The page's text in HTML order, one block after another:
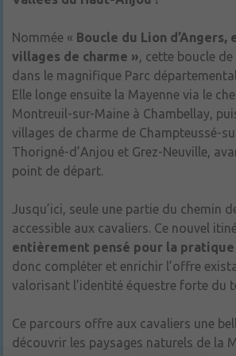
Nommée « Boucle du Lion
villages de charme », cette boucle
dans le magnifique Parc
Elle longe ensuite la Mayenne via le
Montreuil-sur-Maine à Chambellay,
villages de charme de Champteussé-
Thorigné-d’Anjou et Grez-Neuville,
point de départ.
Jusqu’ici, seule une partie du chemin
accessible aux cavaliers. Ce nouvel
entièrement pensé pour la
donc compléter et enrichir l’offre
valorisant l’identité équestre forte du
Ce parcours offre aux cavaliers une
découvrir les paysages naturels de la